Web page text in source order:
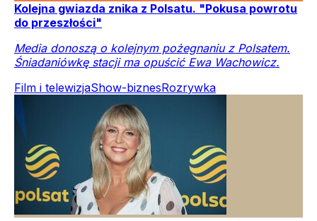
Kolejna gwiazda znika z Polsatu. "Pokusa powrotu
do przeszłości"
Media donoszą o kolejnym pożegnaniu z Polsatem.
Śniadaniówkę stacji ma opuścić Ewa Wachowicz.
Film i telewizjaShow-biznesRozrywka